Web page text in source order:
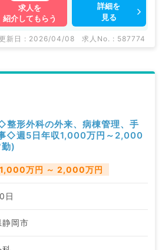
求人を
紹介してもらう
詳細を
見る
新日 : 2026/04/08 求人No. : 587774
整形外科の外来、病棟管理、手
◇週5日年収1,000万円～2,000
)
万円 ～ 2,000万円
日
岡市